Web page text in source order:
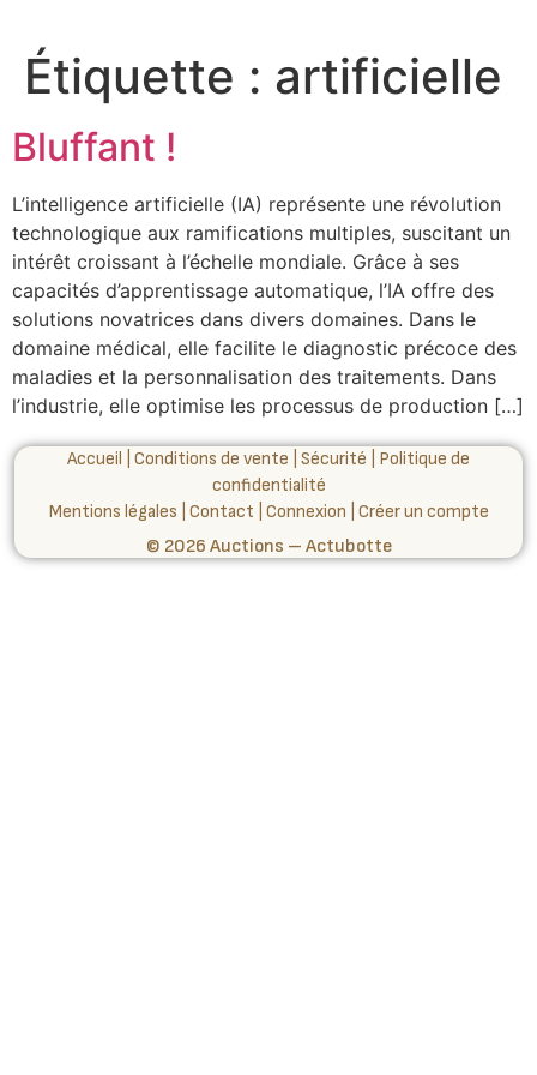
Étiquette : artificielle
Bluffant !
L’intelligence artificielle (IA) représente une révolution
technologique aux ramifications multiples, suscitant un
intérêt croissant à l’échelle mondiale. Grâce à ses
capacités d’apprentissage automatique, l’IA offre des
solutions novatrices dans divers domaines. Dans le
domaine médical, elle facilite le diagnostic précoce des
maladies et la personnalisation des traitements. Dans
l’industrie, elle optimise les processus de production […]
Accueil Conditions de vente Sécurité
Politique de
confidentialité
Mentions légales Contact Connexion Créer un compte
© 2026 Auctions – Actubotte